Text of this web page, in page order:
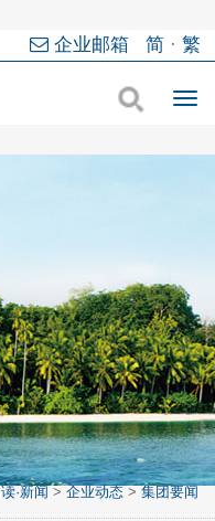
企业邮箱 简· 繁
读·新闻 > 企业动态 > 集团要闻